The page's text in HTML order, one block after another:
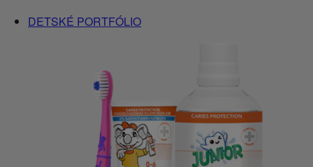
DETSKÉ PORTFÓLIO